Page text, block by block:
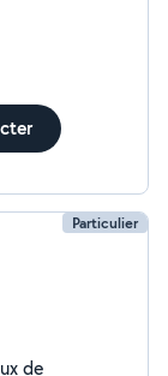
Particulier
de